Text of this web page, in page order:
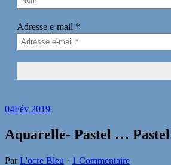
Adresse e-mail *
04Fév 2019
Aquarelle- Pastel …
ParL'ocre Bleu ⋅ 1 Commentaire